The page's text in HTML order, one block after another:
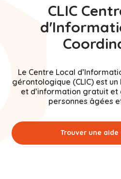
CLIC
Le Centre Local
gérontologique (CLIC) est un
et d’information gratuit
personnes âgées
Trouver une